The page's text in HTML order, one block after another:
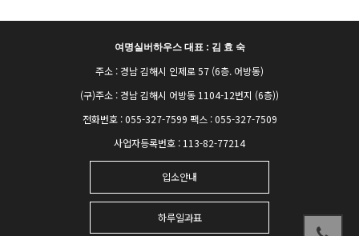
여명실버하우스 대표 : 김 효 숙
주소 : 경남 김해시 인제로 57 (6층. 어방동)
(구)주소 : 경남 김해시 어방동 1104-12번지 (6층))
전화번호 : 055-327-7599 팩스 : 055-327-7509
사업자등록번호 : 113-82-77214
입소안내
하루일과표